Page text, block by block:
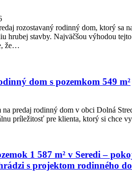
rozostavaný rodinný dom, ktorý sa
hrubej stavby. Najväčšou výhodou tejto
že…
dom s pozemkom 549 m²
na predaj rodinný dom v obci Dolná
príležitosť pre klienta, ktorý si chce
1 587 m² v Seredi –
s projektom rodinného